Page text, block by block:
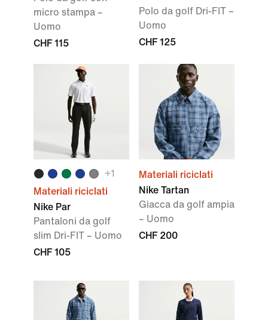
micro stampa –
Uomo
CHF 115
Polo da golf Dri-FIT –
Uomo
CHF 125
+1
Materiali riciclati
Nike Par
Pantaloni da golf
slim Dri-FIT – Uomo
CHF 105
Materiali riciclati
Nike Tartan
Giacca da golf ampia
– Uomo
CHF 200